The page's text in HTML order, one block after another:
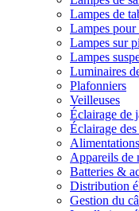
Lampes de
Lampes pour
Lampes sur
Lampes
Luminaires
Plafonniers
Veilleuses
Éclairage de
Éclairage
Appareils de
Batteries &
Distribution
Gestion du